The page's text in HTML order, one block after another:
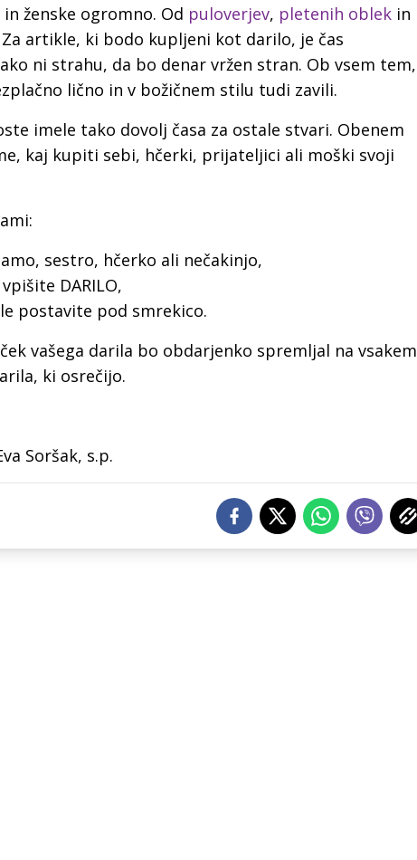
ženske ogromno. Od puloverjev, pletenih oblek in
Za artikle, ki bodo kupljeni kot darilo, je čas
ni strahu, da bo denar vržen stran. Ob vsem tem,
lično in v božičnem stilu tudi zavili.
imele tako dovolj časa za ostale stvari. Obenem
kaj kupiti sebi, hčerki, prijateljici ali moški svoji
sestro, hčerko ali nečakinjo,
DARILO,
postavite pod smrekico.
vašega darila bo obdarjenko spremljal na vsakem
ki osrečijo.
Soršak, s.p.